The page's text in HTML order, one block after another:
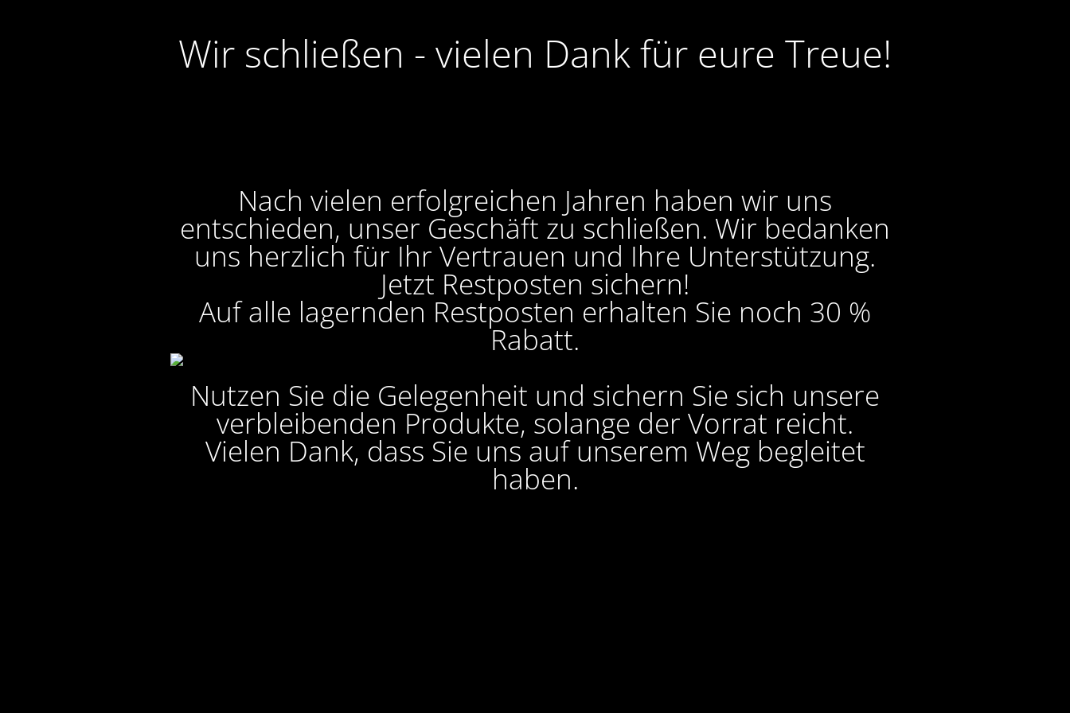
Wir schließen - vielen Dank für eure Treue!
Nach vielen erfolgreichen Jahren haben wir uns
entschieden, unser Geschäft zu schließen. Wir bedanken
uns herzlich für Ihr Vertrauen und Ihre Unterstützung.
Jetzt Restposten sichern!
Auf alle lagernden Restposten erhalten Sie noch 30 %
Rabatt.
Nutzen Sie die Gelegenheit und sichern Sie sich unsere
verbleibenden Produkte, solange der Vorrat reicht.
Vielen Dank, dass Sie uns auf unserem Weg begleitet
haben.